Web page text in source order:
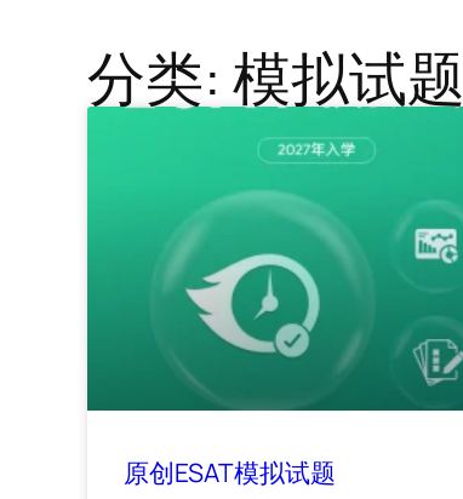
分类: 模拟试题
原创ESAT模拟试题